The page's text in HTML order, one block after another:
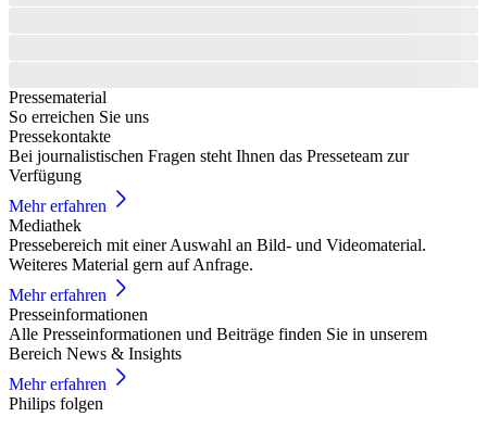
Pressematerial
So erreichen Sie uns
Pressekontakte
Bei journalistischen Fragen steht Ihnen das Presseteam zur
Verfügung
Mehr erfahren
Mediathek
Pressebereich mit einer Auswahl an Bild- und Videomaterial.
Weiteres Material gern auf Anfrage.
Mehr erfahren
Presseinformationen
Alle Presseinformationen und Beiträge finden Sie in unserem
Bereich News & Insights
Mehr erfahren
Philips folgen